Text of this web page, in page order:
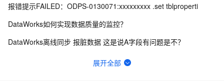
报错提示FAILED：ODPS-0130071:xxxxxxxxx .set tblproperti
DataWorks如何实现数据质量的监控？
DataWorks离线同步 报脏数据 这是说A字段有问题是不？
DataWorks Invalid regular expression pattern - ?
展开全部